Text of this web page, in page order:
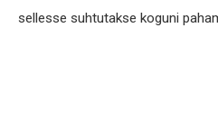
sellesse suhtutakse koguni